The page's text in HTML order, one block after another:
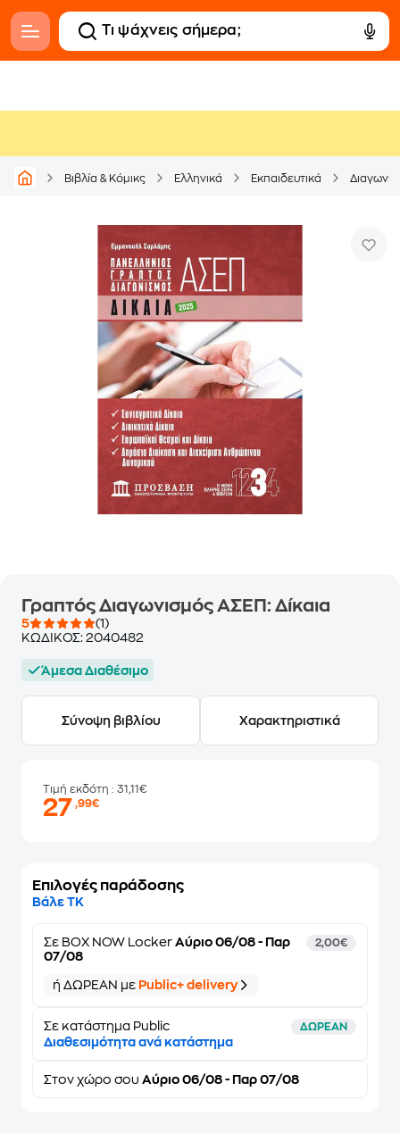
Βιβλία & Κόμικς Ελληνικά Εκπαιδευτικά
Γραπτός Διαγωνισμός ΑΣΕΠ: Δίκαια
5
(1)
ΚΩΔΙΚΟΣ: 2040482
Άμεσα Διαθέσιμο
Σύνοψη βιβλίου Χαρακτηριστικά
Τιμή εκδότη : 31,11€
27,99€
Επιλογές παράδοσης
Βάλε ΤΚ
Σε BOX NOW Locker Αύριο 06/08 - Παρ
07/08
2,00€
ή ΔΩΡΕΑΝ με Public+ delivery
Σε κατάστημα Public ΔΩΡΕΑΝ
Διαθεσιμότητα ανά κατάστημα
Στον χώρο σου Αύριο 06/08 - Παρ 07/08